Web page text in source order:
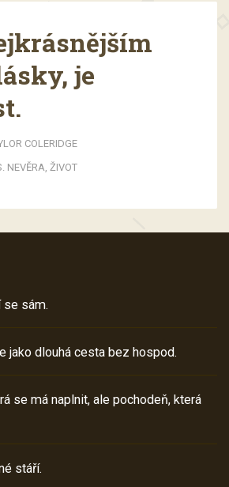
je
COLERIDGE
NEVĚRA, ŽIVOT
se sám.
jako dlouhá cesta bez hospod.
se má naplnit, ale pochodeň, která
stáří.